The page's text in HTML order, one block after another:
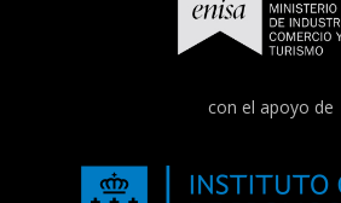
con el apoyo de